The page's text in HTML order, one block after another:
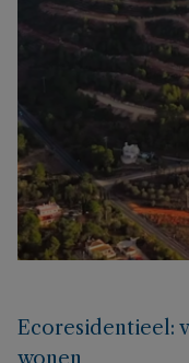
Ecoresidentieel: